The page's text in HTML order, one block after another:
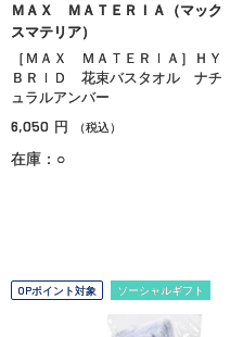
ＭＡＸ ＭＡＴＥＲＩＡ（マック
スマテリア）
［ＭＡＸ ＭＡＴＥＲＩＡ］ＨＹ
ＢＲＩＤ 花束バスタオル ナチ
ュラルアンバー
6,050 円 （税込）
在庫：○
OPポイント対象 ソーシャルギフト